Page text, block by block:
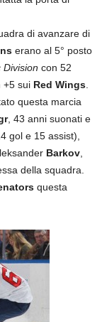
di avanzare di
erano al 5° posto
Division con 52
+5 sui Red Wings
questa marcia
, 43 anni suonati e
gol e 15 assist),
Barkov
della squadra.
questa